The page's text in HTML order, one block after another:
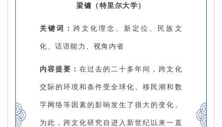
梁镛（特里尔大学）
关键词：跨文化理念、新定位、民族文
化、话语能力、视角内省
内容提要：在过去的二十多年间，跨文化
交际的环境和条件受全球化、移民潮和数
字网络等因素的影响发生了很大的变化。
为此，跨文化研究自进入新世纪以来一直